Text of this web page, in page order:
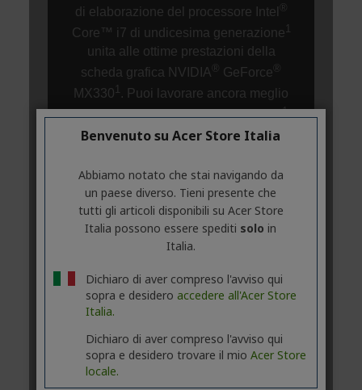
Benvenuto su Acer Store Italia
Abbiamo notato che stai navigando da
un paese diverso. Tieni presente che
tutti gli articoli disponibili su Acer Store
Italia possono essere spediti solo in
Italia.
Dichiaro di aver compreso l'avviso qui
sopra e desidero accedere all'Acer Store
Italia.
Dichiaro di aver compreso l'avviso qui
sopra e desidero trovare il mio Acer Store
locale.